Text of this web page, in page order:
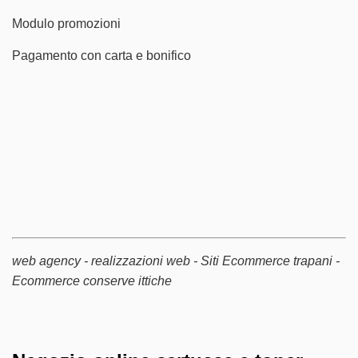
Modulo promozioni
Pagamento con carta e bonifico
web agency - realizzazioni web - Siti Ecommerce trapani -
Ecommerce conserve ittiche